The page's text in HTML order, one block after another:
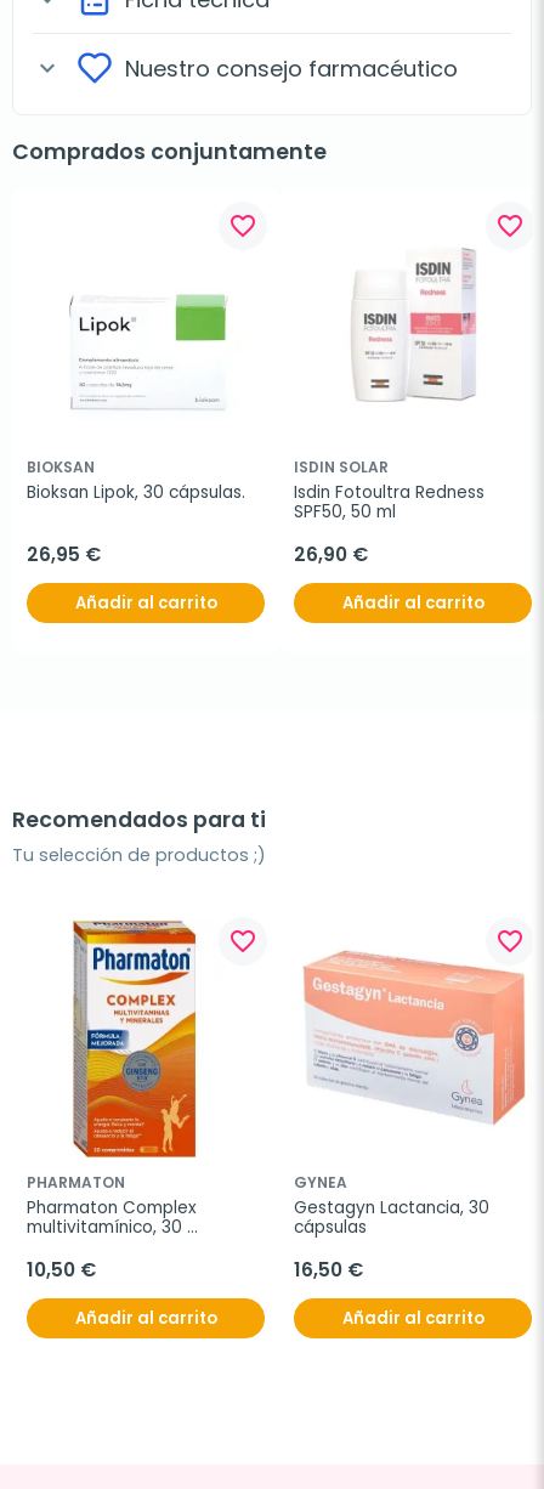
expand_more Nuestro consejo farmacéutico
Comprados conjuntamente
favorite_border
BIOKSAN
Bioksan Lipok, 30 cápsulas.
26,95 €
Añadir al carrito
favorite_border
ISDIN SOLAR
Isdin Fotoultra Redness
SPF50, 50 ml
26,90 €
Añadir al carrito
Recomendados para ti
Tu selección de productos ;)
favorite_border
PHARMATON
Pharmaton Complex
multivitamínico, 30
10,50 €
Añadir al carrito
favorite_border
GYNEA
Gestagyn Lactancia, 30
cápsulas
16,50 €
Añadir al carrito